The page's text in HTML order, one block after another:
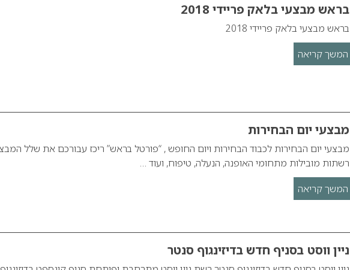
בראש מבצעי בלאק פריידי 2018
בראש מבצעי בלאק פריידי 2018
המשך קריאה
מבצעי יום הבחירות
מבצעי יום הבחירות לכבוד הבחירות ויום החופש , “פורטל בראש” ריכז עבורכם את שלל
רשתות מובילות מתחומי האופנה, הנעלה, טיפוח, ועוד …
המשך קריאה
ניין ווסט בסניף חדש בדיזינגוף סנטר